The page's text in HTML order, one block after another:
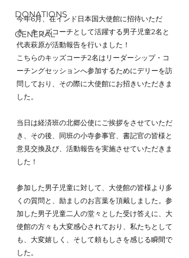
DONATIONS
GENERAL
今年6月、在インド日本国大使館に招待いただ
き、キッズコーチとして活躍する男子児童2名と
代表萩原が活動報告を行いました！
こちらのキッズコーチ2名はリーダーシップ・コ
ーチングセッションへ参加するためにデリーを訪
問しており、その際に大使館にお招きいただきま
した。
当日は経済班の北郷公使にご挨拶をさせていただ
き、その後、同班の小寺参事官、書記官の皆様と
意見交換及び、活動報告を実施させていただきま
した！
参加した男子児童に対して、大使館の皆様より多
くの質問と、励ましのお言葉を頂戴しました。参
加した男子児童二人の堂々とした受け答えに、大
使館の方々も大変感心されており、私たちとして
も、大変嬉しく、そして頼もしさを感じる瞬間で
した。